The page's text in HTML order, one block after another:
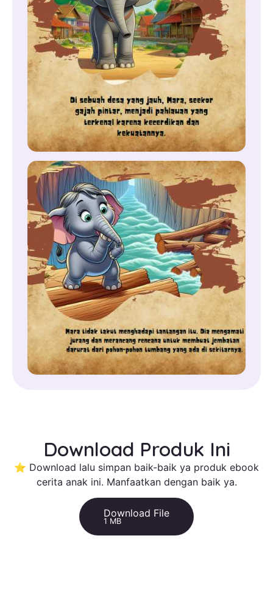
Download Produk Ini
⭐ Download lalu simpan baik-baik ya produk ebook
cerita anak ini. Manfaatkan dengan baik ya.
Download File
1 MB